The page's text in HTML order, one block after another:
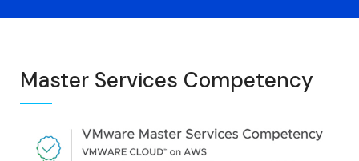
Master Services Competency